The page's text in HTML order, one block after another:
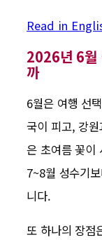
Read in
2026년 6월
까
6월은 여행 선
국이 피고, 강
은 초여름 꽃이
7~8월 성수기
니다.
또 하나의 장점